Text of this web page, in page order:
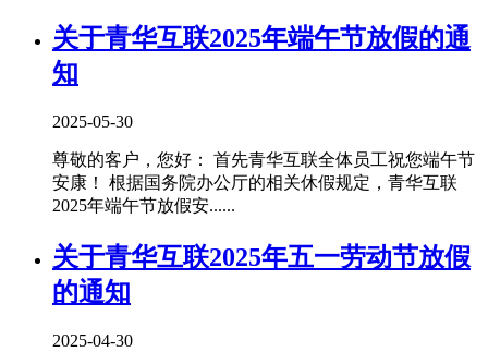
关于青华互联2025年端午节放假的通
知
2025-05-30
尊敬的客户，您好： 首先青华互联全体员工祝您端午节
安康！ 根据国务院办公厅的相关休假规定，青华互联
2025年端午节放假安......
关于青华互联2025年五一劳动节放假
的通知
2025-04-30